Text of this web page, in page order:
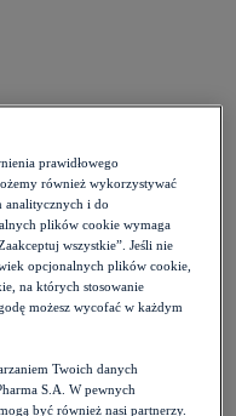
i stopy?
funkcji naszego
co konieczne było
chroniących go przed
między innymi obecność
odpowiadających
prawidłowego
również wykorzystywać
analitycznych i do
plików cookie wymaga
wszystkie”. Jeśli nie
opcjonalnych plików cookie,
na których stosowanie
możesz wycofać w każdym
Twoich danych
S.A. W pewnych
być również nasi partnerzy.